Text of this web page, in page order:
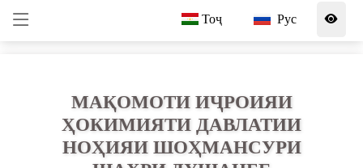
Тоҷ Рус
МАҚОМОТИ ИҶРОИЯИ
ҲОКИМИЯТИ ДАВЛАТИИ
НОҲИЯИ ШОҲМАНСУРИ